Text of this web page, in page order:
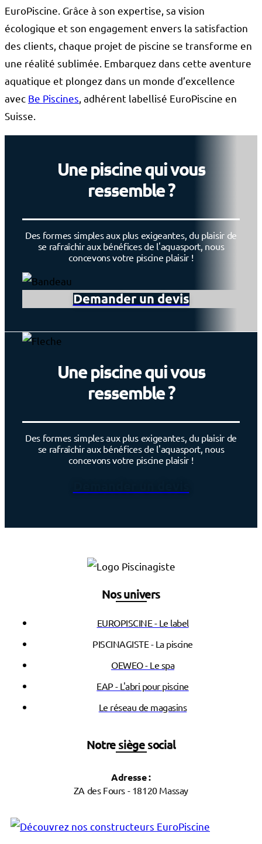
EuroPiscine. Grâce à son expertise, sa vision
écologique et son engagement envers la satisfaction
des clients, chaque projet de piscine se transforme en
une réalité sublimée. Embarquez dans cette aventure
aquatique et plongez dans un monde d’excellence
avec Be Piscines , adhérent labellisé EuroPiscine en
Suisse.
Une piscine qui vous
ressemble ?
Des formes simples aux plus exigeantes, du plaisir de
se rafraîchir aux bénéfices de l'aquasport, nous
concevons votre piscine plaisir !
Demander un devis
Une piscine qui vous
ressemble ?
Des formes simples aux plus exigeantes, du plaisir de
se rafraîchir aux bénéfices de l'aquasport, nous
concevons votre piscine plaisir !
Nos univers
EUROPISCINE - Le label
PISCINAGISTE - La piscine
OEWEO - Le spa
EAP - L'abri pour piscine
Le réseau de magasins
Notre siège social
Adresse :
ZA des Fours - 18120 Massay